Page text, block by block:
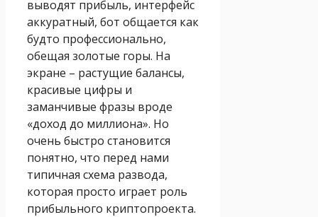
выводят прибыль, интерфейс
аккуратный, бот общается как
будто профессионально,
обещая золотые горы. На
экране – растущие балансы,
красивые цифры и
заманчивые фразы вроде
«доход до миллиона». Но
очень быстро становится
понятно, что перед нами
типичная схема развода,
которая просто играет роль
прибыльного криптопроекта.